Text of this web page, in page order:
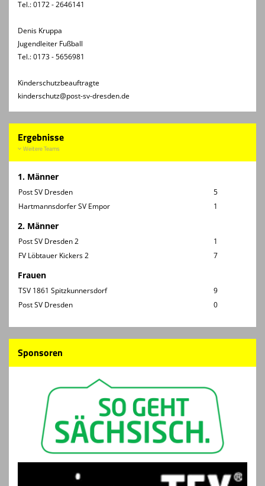
Tel.: 0172 - 2646141
Denis Kruppa
Jugendleiter Fußball
Tel.: 0173 - 5656981
Kinderschutzbeauftragte
kinderschutz@post-sv-dresden.de
Ergebnisse
Weitere Teams
1. Männer
Post SV Dresden
5
Hartmannsdorfer SV Empor
1
2. Männer
Post SV Dresden 2
1
FV Löbtauer Kickers 2
7
Frauen
TSV 1861 Spitzkunnersdorf
9
Post SV Dresden
0
Sponsoren